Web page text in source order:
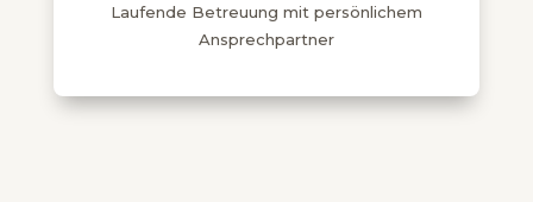
Laufende Betreuung mit persönlichem
Ansprechpartner